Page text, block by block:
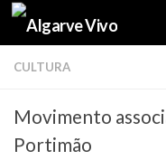
Skip to content
CULTURA
Movimento
Portimão